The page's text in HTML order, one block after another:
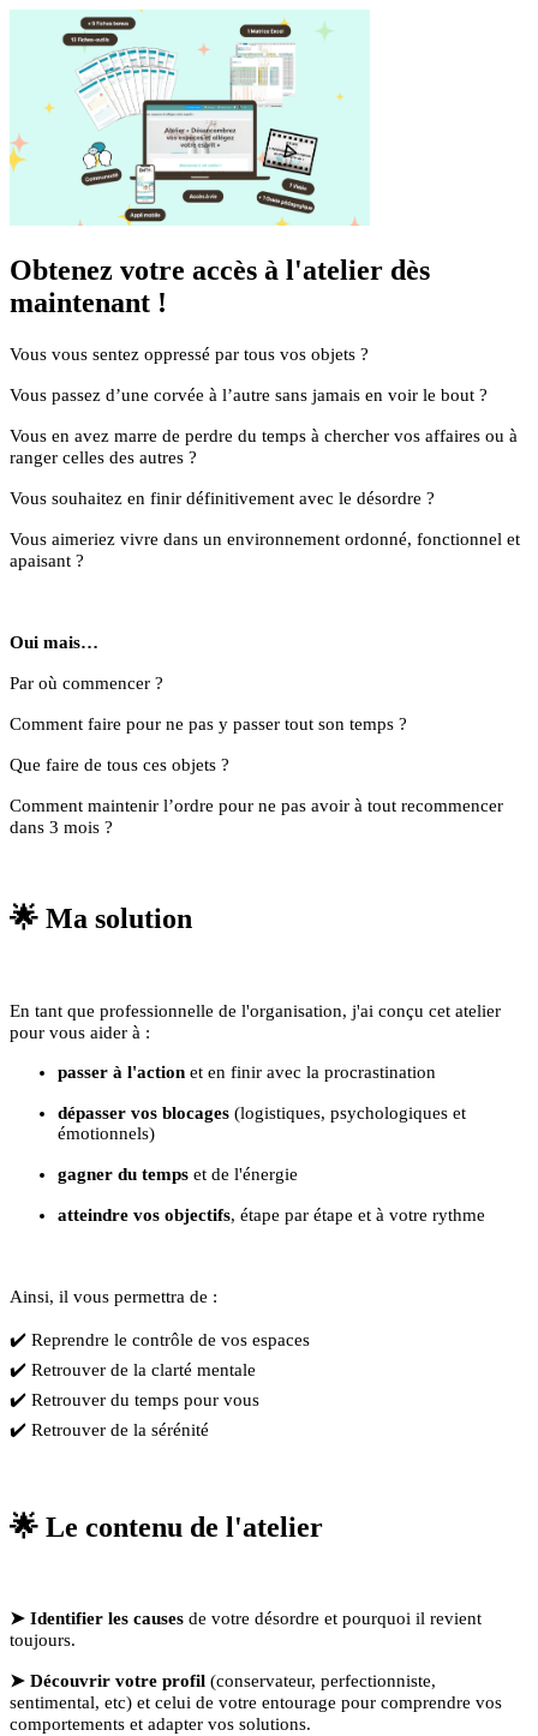
Obtenez votre accès à l'atelier dès
maintenant !
Vous vous sentez oppressé par tous vos objets ?
Vous passez d’une corvée à l’autre sans jamais en voir le bout ?
Vous en avez marre de perdre du temps à chercher vos affaires ou à
ranger celles des autres ?
Vous souhaitez en finir définitivement avec le désordre ?
Vous aimeriez vivre dans un environnement ordonné, fonctionnel et
apaisant ?
Oui mais…
Par où commencer ?
Comment faire pour ne pas y passer tout son temps ?
Que faire de tous ces objets ?
Comment maintenir l’ordre pour ne pas avoir à tout recommencer
dans 3 mois ?
🌟 Ma solution
En tant que professionnelle de l'organisation, j'ai conçu cet atelier
pour vous aider à :
passer à l'action et en finir avec la procrastination
dépasser vos blocages (logistiques, psychologiques et
émotionnels)
gagner du temps et de l'énergie
atteindre vos objectifs, étape par étape et à votre rythme
Ainsi, il vous permettra de :
✔️ Reprendre le contrôle de vos espaces
✔️ Retrouver de la clarté mentale
✔️ Retrouver du temps pour vous
✔️ Retrouver de la sérénité
🌟 Le contenu de l'atelier
➤ Identifier les causes de votre désordre et pourquoi il revient
toujours.
➤ Découvrir votre profil (conservateur, perfectionniste,
sentimental, etc) et celui de votre entourage pour comprendre vos
comportements et adapter vos solutions.